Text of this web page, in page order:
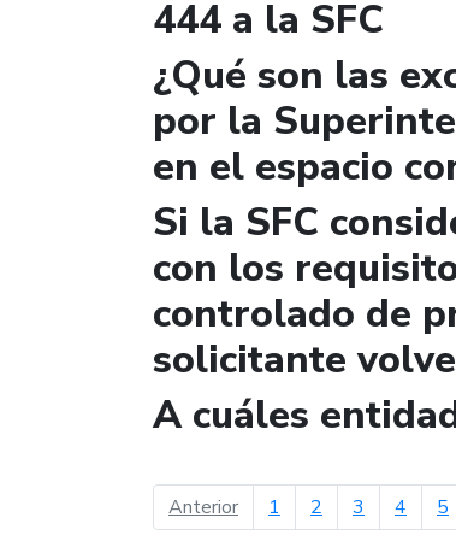
444 a la SFC
¿Qué son las
por la
en el espacio
Si la SFC
con los
controlado de
solicitante
A cuáles
Anteriorpágina anterior
1 2 3 4 5